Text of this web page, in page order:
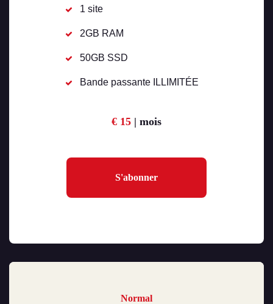
1 site
2GB RAM
50GB SSD
Bande passante ILLIMITÉE
€ 15 | mois
S'abonner
Normal